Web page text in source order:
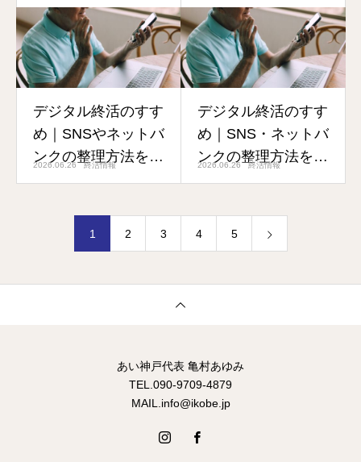
める終活ガイド
すいガイド
デジタル終活のすす
め｜SNSやネットバ
ンクの整理方法をや
さしく解説
2026.06.26 終活情報
デジタル終活のすす
め｜SNS・ネットバ
ンクの整理方法をや
さしく解説
2026.06.26 終活情報
1 2 3 4 5
あい神戸代表 亀村あゆみ
TEL.090-9709-4879
MAIL.info@ikobe.jp